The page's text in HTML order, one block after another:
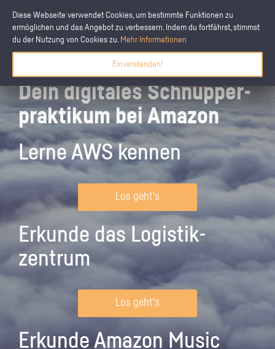
Diese Webseite verwendet Cookies, um bestimmte Funktionen zu
ermöglichen und das Angebot zu verbessern. Indem du fortfährst, stimmst
du der Nutzung von Cookies zu. Mehr Informationen
Einverstanden!
Dein digitales Schnupper­
praktikum bei Amazon
Lerne AWS kennen
Los geht's
Erkunde das Logistik­
zentrum
Los geht's
Erkunde Amazon Music